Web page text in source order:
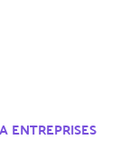
ENTREPRISES